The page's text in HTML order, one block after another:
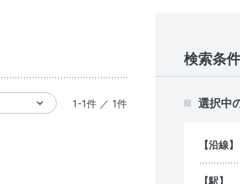
1-1件 ／ 1件
検索条件
選択中
【沿線】
【駅】